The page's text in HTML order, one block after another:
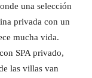
una selección
privada con un
mucha vida.
SPA privado,
las villas van